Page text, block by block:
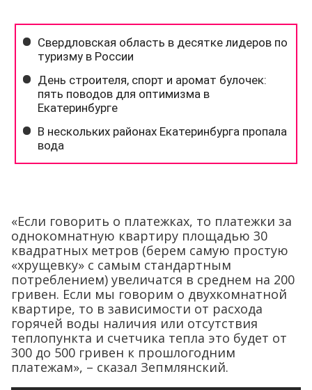
«Если говорить о платежках, то платежки за
однокомнатную квартиру площадью 30
квадратных метров (берем самую простую
«хрущевку» с самым стандартным
потреблением) увеличатся в среднем на 200
гривен. Если мы говорим о двухкомнатной
квартире, то в зависимости от расхода
горячей воды наличия или отсутствия
теплопункта и счетчика тепла это будет от
300 до 500 гривен к прошлогодним
платежам», – сказал Зепмлянский.